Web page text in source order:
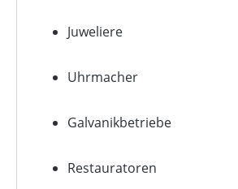
Juweliere
Uhrmacher
Galvanikbetriebe
Restauratoren